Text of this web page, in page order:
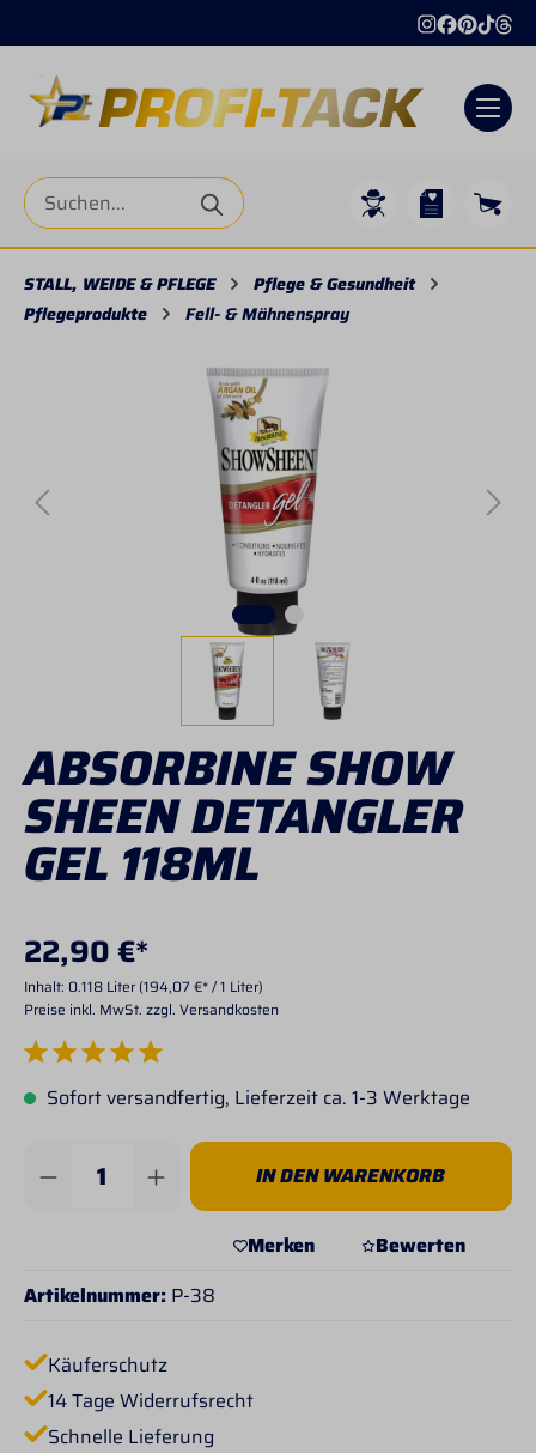
STALL, WEIDE & PFLEGE
Pflege & Gesundheit
Pflegeprodukte
Fell- & Mähnenspray
Bildergalerie überspringen
ABSORBINE SHOW
SHEEN DETANGLER
GEL 118ML
22,90 €*
Inhalt: 0.118 Liter (194,07 €* / 1 Liter)
Preise inkl. MwSt. zzgl. Versandkosten
Durchschnittliche Bewertung von 5 von 5 Sternen
Sofort versandfertig, Lieferzeit ca. 1-3 Werktage
Produkt Anzahl: Gib den gewünschten
IN DEN WARENKORB
Merken
Bewerten
Artikelnummer: P-38
Käuferschutz
14 Tage Widerrufsrecht
Schnelle Lieferung